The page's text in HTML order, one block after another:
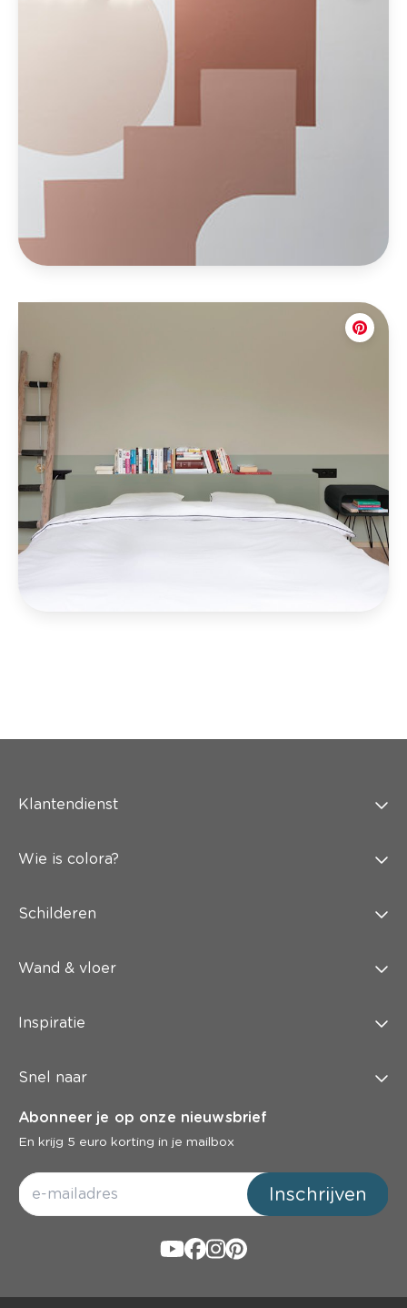
Klantendienst
Wie is colora?
Schilderen
Wand & vloer
Inspiratie
Snel naar
Abonneer je op onze nieuwsbrief
En krijg 5 euro korting in je mailbox
Inschrijven